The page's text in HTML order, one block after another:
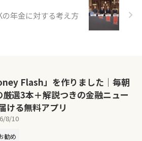
の年金に対する考え方
Flash」を作りました｜毎朝
厳選3本＋解説つきの金融ニュー
ける無料アプリ
8/10
勧め